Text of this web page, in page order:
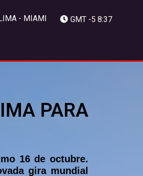
- MIAMI GMT -5 8:37
PARA
16 de octubre.
gira mundial